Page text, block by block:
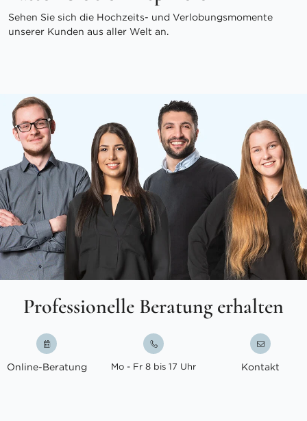
Sehen Sie sich die Hochzeits- und Verlobungsmomente
unserer Kunden aus aller Welt an.
Professionelle Beratung erhalten
Online-Beratung Mo - Fr 8 bis 17 Uhr Kontakt